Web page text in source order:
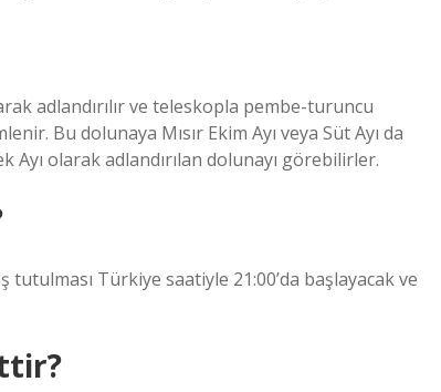
adlandırılır ve teleskopla pembe-turuncu
Bu dolunaya Mısır Ekim Ayı veya Süt Ayı da
olarak adlandırılan dolunayı görebilirler.
tutulması Türkiye saatiyle 21:00’da başlayacak ve